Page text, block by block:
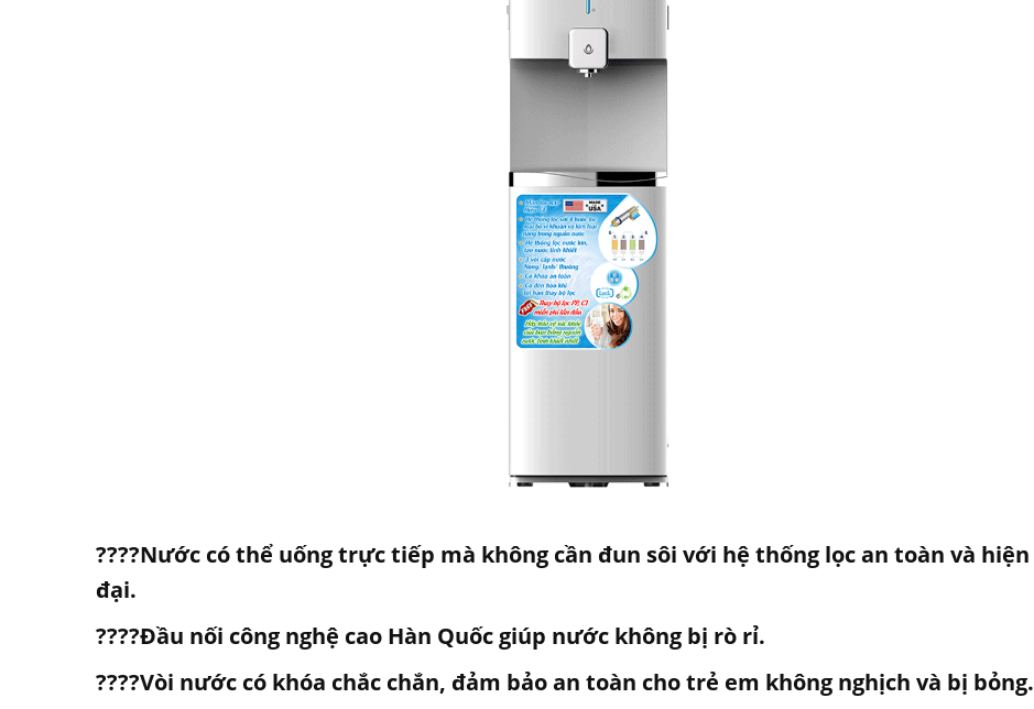
????Nước có thể uống trực tiếp mà không cần đun sôi với hệ thống lọc an toàn và hiện
đại.
????Đầu nối công nghệ cao Hàn Quốc giúp nước không bị rò rỉ.
????Vòi nước có khóa chắc chắn, đảm bảo an toàn cho trẻ em không nghịch và bị bỏng.